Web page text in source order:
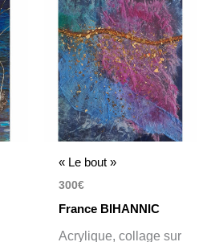
« Le bout »
300€
France BIHANNIC
Acrylique, collage sur